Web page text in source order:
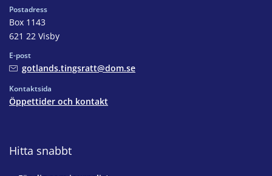
Postadress
Box 1143
621 22 Visby
E-post
gotlands.tingsratt@dom.se
Kontaktsida
Öppettider och kontakt
Hitta snabbt